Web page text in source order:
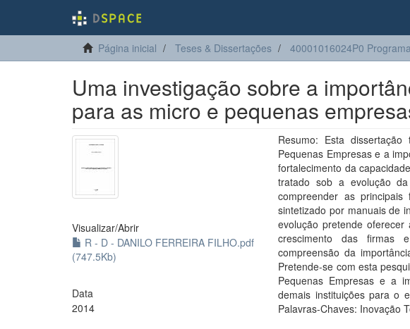
Página inicial Teses & Dissertações 40001016024P0
Uma investigação sobre a
para as micro e pequenas
Visualizar/Abrir
R - D - DANILO FERREIRA FILHO.pdf
(747.5Kb)
Data
2014
Resumo: Esta
Pequenas Empresas e a
fortalecimento da
tratado sob a evolução
compreender as
sintetizado por manuais de
evolução pretende
crescimento das firmas
compreensão da
Pretende-se com esta
Pequenas Empresas e a
demais instituições para o
Palavras-Chaves: Inovação